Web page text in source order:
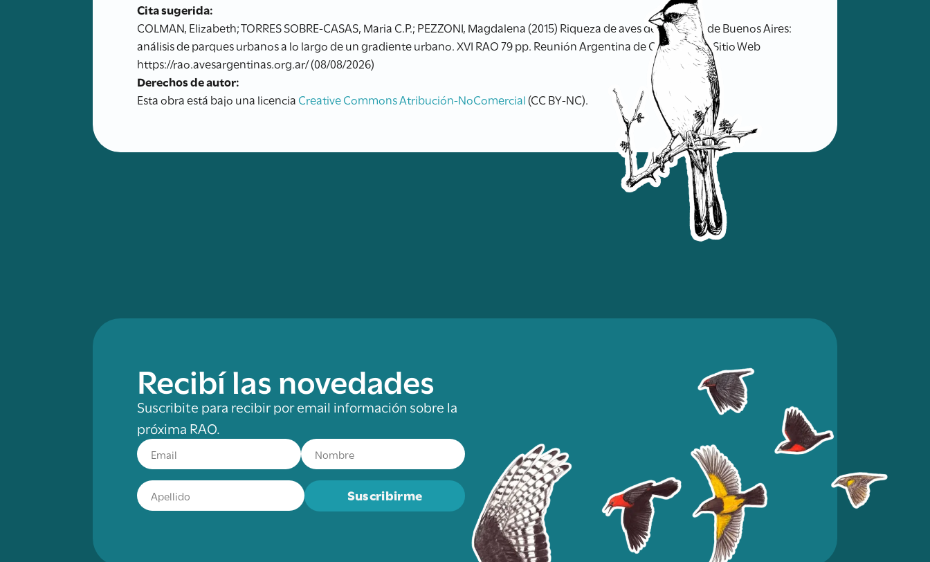
Cita sugerida:
COLMAN, Elizabeth; TORRES SOBRE-CASAS, Maria C.P.; PEZZONI, Magdalena (2015) Riqueza de aves de la ciudad de Buenos Aires:
análisis de parques urbanos a lo largo de un gradiente urbano. XVI RAO 79 pp. Reunión Argentina de Ornitología. Sitio Web
https://rao.avesargentinas.org.ar/ (08/08/2026)
Derechos de autor:
Esta obra está bajo una licencia Creative Commons Atribución-NoComercial(CC BY-NC).
Recibí las novedades
Suscribite para recibir por email información sobre la
próxima RAO.
Suscribirme